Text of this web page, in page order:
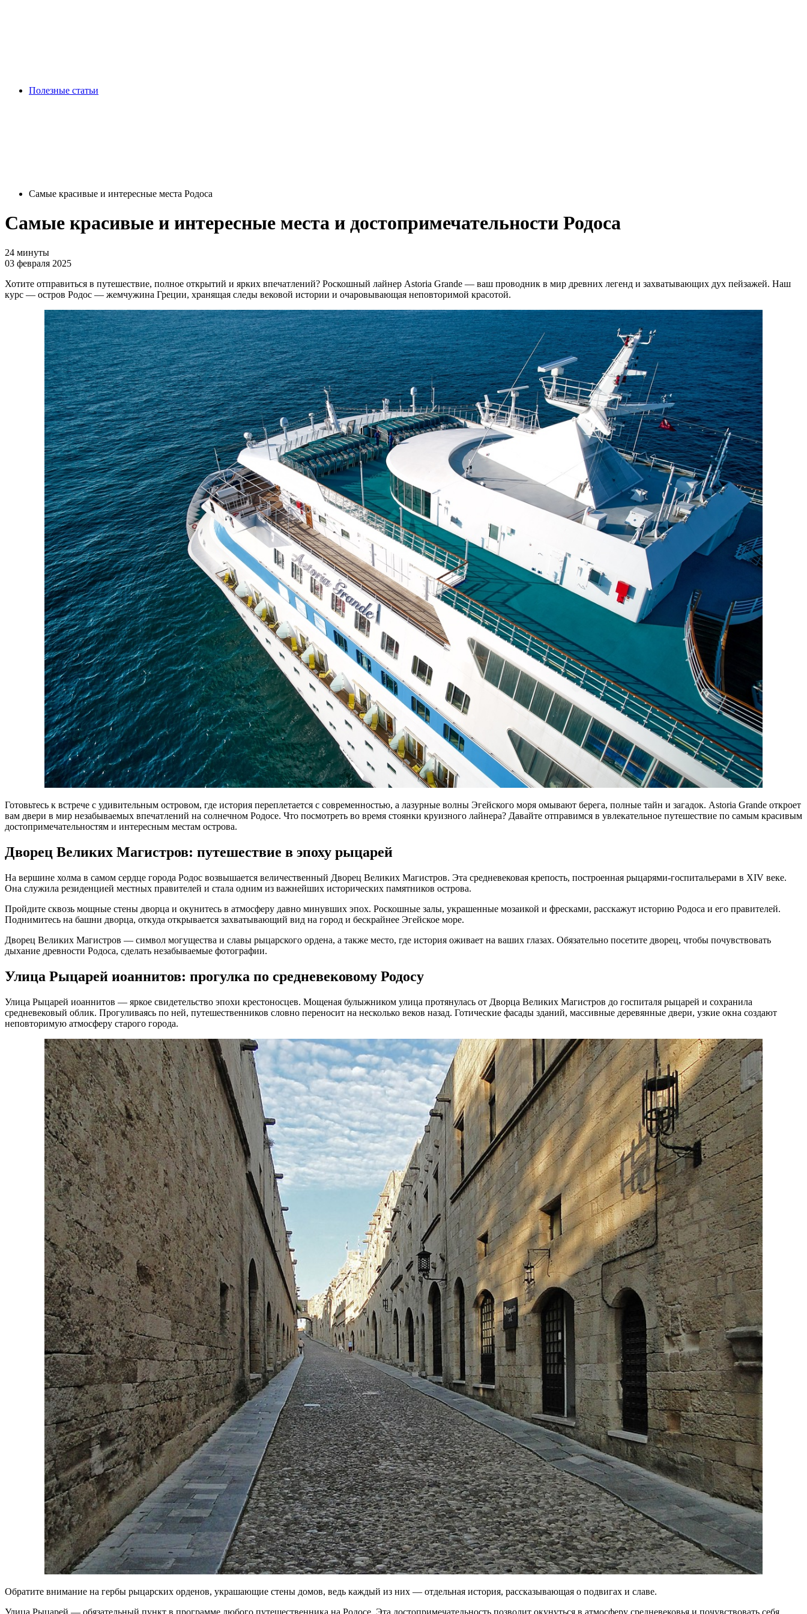
Полезные статьи
Самые красивые и интересные места Родоса
Самые красивые и интересные места и достопримечательности Родоса
24 минуты
03 февраля 2025
Хотите отправиться в путешествие, полное открытий и ярких впечатлений? Роскошный лайнер Astoria Grande — ваш проводник в мир древних легенд и захватывающих дух пейзажей. Наш
курс — остров Родос — жемчужина Греции, хранящая следы вековой истории и очаровывающая неповторимой красотой.
Готовьтесь к встрече с удивительным островом, где история переплетается с современностью, а лазурные волны Эгейского моря омывают берега, полные тайн и загадок. Astoria Grande откроет
вам двери в мир незабываемых впечатлений на солнечном Родосе. Что посмотреть во время стоянки круизного лайнера? Давайте отправимся в увлекательное путешествие по самым красивым
достопримечательностям и интересным местам острова.
Дворец Великих Магистров: путешествие в эпоху рыцарей
На вершине холма в самом сердце города Родос возвышается величественный Дворец Великих Магистров. Эта средневековая крепость, построенная рыцарями-госпитальерами в XIV веке.
Она служила резиденцией местных правителей и стала одним из важнейших исторических памятников острова.
Пройдите сквозь мощные стены дворца и окунитесь в атмосферу давно минувших эпох. Роскошные залы, украшенные мозаикой и фресками, расскажут историю Родоса и его правителей.
Поднимитесь на башни дворца, откуда открывается захватывающий вид на город и бескрайнее Эгейское море.
Дворец Великих Магистров — символ могущества и славы рыцарского ордена, а также место, где история оживает на ваших глазах. Обязательно посетите дворец, чтобы почувствовать
дыхание древности Родоса, сделать незабываемые фотографии.
Улица Рыцарей иоаннитов: прогулка по средневековому Родосу
Улица Рыцарей иоаннитов — яркое свидетельство эпохи крестоносцев. Мощеная булыжником улица протянулась от Дворца Великих Магистров до госпиталя рыцарей и сохранила
средневековый облик. Прогуливаясь по ней, путешественников словно переносит на несколько веков назад. Готические фасады зданий, массивные деревянные двери, узкие окна создают
неповторимую атмосферу старого города.
Обратите внимание на гербы рыцарских орденов, украшающие стены домов, ведь каждый из них — отдельная история, рассказывающая о подвигах и славе.
Улица Рыцарей — обязательный пункт в программе любого путешественника на Родосе. Эта достопримечательность позволит окунуться в атмосферу средневековья и почувствовать себя